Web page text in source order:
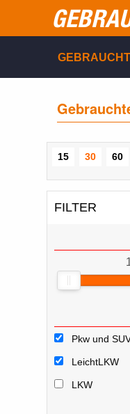
15 30 60
FILTER
Pkw und
LeichtLKW
LKW